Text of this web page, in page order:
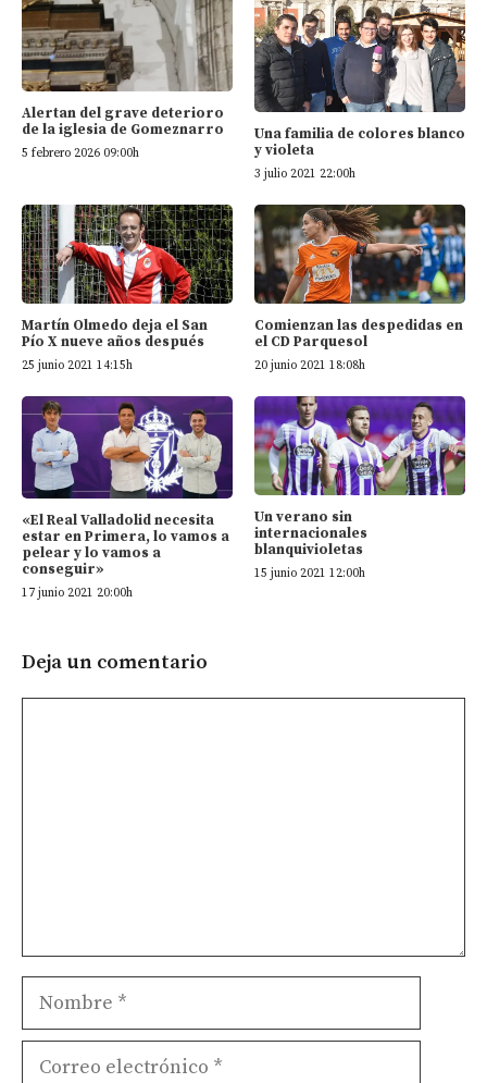
Alertan del grave deterioro
de la iglesia de Gomeznarro
5 febrero 2026 09:00h
Una familia de colores blanco
y violeta
3 julio 2021 22:00h
Martín Olmedo deja el San
Pío X nueve años después
25 junio 2021 14:15h
Comienzan las despedidas en
el CD Parquesol
20 junio 2021 18:08h
«El Real Valladolid necesita
estar en Primera, lo vamos a
pelear y lo vamos a
conseguir»
17 junio 2021 20:00h
Un verano sin
internacionales
blanquivioletas
15 junio 2021 12:00h
Deja un comentario
Nombre
Correo